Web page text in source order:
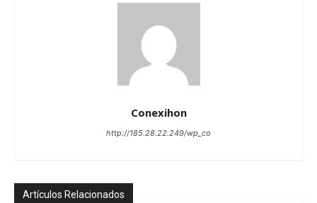
Conexihon
http://185.28.22.249/wp_co
Artículos Relacionados